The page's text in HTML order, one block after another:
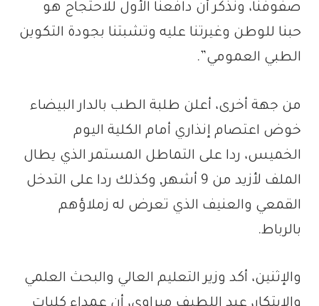
صفوفنا، ونذكر أن دافعنا الأول للاحتجاج هو
حبنا للوطن وغيرتنا عليه وتشبتنا بجودة التكوين
الطبي العمومي”.
من جهة أخرى، أعلن طلبة الطب بالدار البيضاء
خوض اعتصام إنذاري أمام الكلية اليوم
الخميس، ردا على التماطل المستمر الذي يطال
الملف لأزيد من 9 أشهر, وكذلك ردا على التدخل
القمعي والعنيف الذي تعرض له زملاؤهم
بالرباط.
والإثنين، أكد وزير التعليم العالي والبحث العلمي